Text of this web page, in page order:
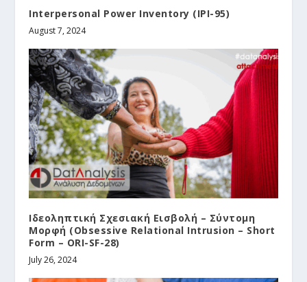
Interpersonal Power Inventory (IPI-95)
August 7, 2024
Ιδεοληπτική Σχεσιακή Εισβολή – Σύντομη
Μορφή (Obsessive Relational Intrusion – Short
Form – ORI-SF-28)
July 26, 2024